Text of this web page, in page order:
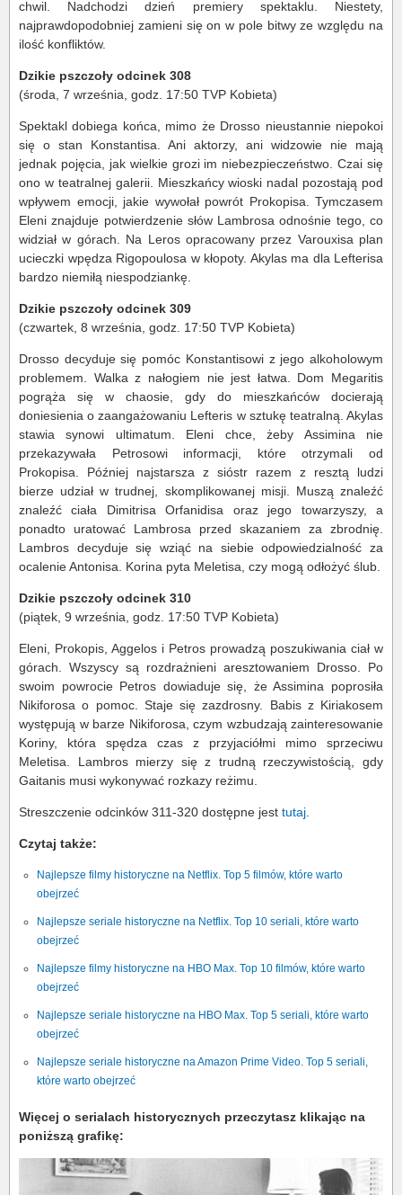
chwil. Nadchodzi dzień premiery spektaklu. Niestety,
najprawdopodobniej zamieni się on w pole bitwy ze względu na
ilość konfliktów.
Dzikie pszczoły odcinek 308
(środa, 7 września, godz. 17:50 TVP Kobieta)
Spektakl dobiega końca, mimo że Drosso nieustannie niepokoi
się o stan Konstantisa. Ani aktorzy, ani widzowie nie mają
jednak pojęcia, jak wielkie grozi im niebezpieczeństwo. Czai się
ono w teatralnej galerii. Mieszkańcy wioski nadal pozostają pod
wpływem emocji, jakie wywołał powrót Prokopisa. Tymczasem
Eleni znajduje potwierdzenie słów Lambrosa odnośnie tego, co
widział w górach. Na Leros opracowany przez Varouxisa plan
ucieczki wpędza Rigopoulosa w kłopoty. Akylas ma dla Lefterisa
bardzo niemiłą niespodziankę.
Dzikie pszczoły odcinek 309
(czwartek, 8 września, godz. 17:50 TVP Kobieta)
Drosso decyduje się pomóc Konstantisowi z jego alkoholowym
problemem. Walka z nałogiem nie jest łatwa. Dom Megaritis
pogrąża się w chaosie, gdy do mieszkańców docierają
doniesienia o zaangażowaniu Lefteris w sztukę teatralną. Akylas
stawia synowi ultimatum. Eleni chce, żeby Assimina nie
przekazywała Petrosowi informacji, które otrzymali od
Prokopisa. Później najstarsza z sióstr razem z resztą ludzi
bierze udział w trudnej, skomplikowanej misji. Muszą znaleźć
znaleźć ciała Dimitrisa Orfanidisa oraz jego towarzyszy, a
ponadto uratować Lambrosa przed skazaniem za zbrodnię.
Lambros decyduje się wziąć na siebie odpowiedzialność za
ocalenie Antonisa. Korina pyta Meletisa, czy mogą odłożyć ślub.
Dzikie pszczoły odcinek 310
(piątek, 9 września, godz. 17:50 TVP Kobieta)
Eleni, Prokopis, Aggelos i Petros prowadzą poszukiwania ciał w
górach. Wszyscy są rozdrażnieni aresztowaniem Drosso. Po
swoim powrocie Petros dowiaduje się, że Assimina poprosiła
Nikiforosa o pomoc. Staje się zazdrosny. Babis z Kiriakosem
występują w barze Nikiforosa, czym wzbudzają zainteresowanie
Koriny, która spędza czas z przyjaciółmi mimo sprzeciwu
Meletisa. Lambros mierzy się z trudną rzeczywistością, gdy
Gaitanis musi wykonywać rozkazy reżimu.
Streszczenie odcinków 311-320 dostępne jest tutaj
Czytaj także:
Najlepsze filmy historyczne na Netflix. Top 5 filmów, które warto
obejrzeć
Najlepsze seriale historyczne na Netflix. Top 10 seriali, które warto
obejrzeć
Najlepsze filmy historyczne na HBO Max. Top 10 filmów, które warto
obejrzeć
Najlepsze seriale historyczne na HBO Max. Top 5 seriali, które warto
obejrzeć
Najlepsze seriale historyczne na Amazon Prime Video. Top 5 seriali,
które warto obejrzeć
Więcej o serialach historycznych przeczytasz klikając na
poniższą grafikę: